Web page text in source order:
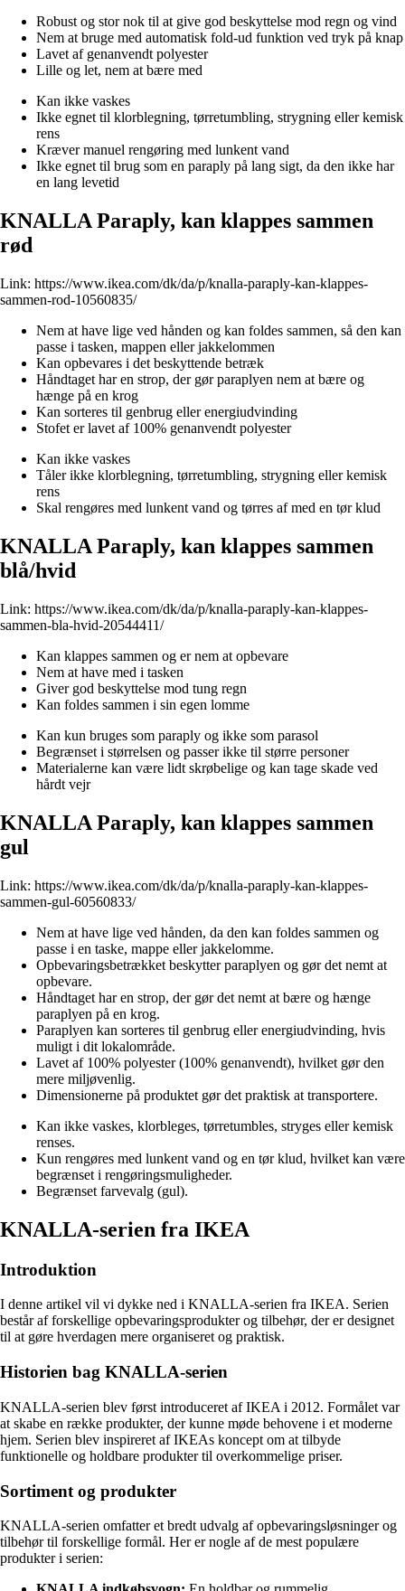
Robust og stor nok til at give god beskyttelse mod regn og vind
Nem at bruge med automatisk fold-ud funktion ved tryk på knap
Lavet af genanvendt polyester
Lille og let, nem at bære med
Kan ikke vaskes
Ikke egnet til klorblegning, tørretumbling, strygning eller kemisk
rens
Kræver manuel rengøring med lunkent vand
Ikke egnet til brug som en paraply på lang sigt, da den ikke har
en lang levetid
KNALLA Paraply, kan klappes sammen
rød
Link: https://www.ikea.com/dk/da/p/knalla-paraply-kan-klappes-
sammen-rod-10560835/
Nem at have lige ved hånden og kan foldes sammen, så den kan
passe i tasken, mappen eller jakkelommen
Kan opbevares i det beskyttende betræk
Håndtaget har en strop, der gør paraplyen nem at bære og
hænge på en krog
Kan sorteres til genbrug eller energiudvinding
Stofet er lavet af 100% genanvendt polyester
Kan ikke vaskes
Tåler ikke klorblegning, tørretumbling, strygning eller kemisk
rens
Skal rengøres med lunkent vand og tørres af med en tør klud
KNALLA Paraply, kan klappes sammen
blå/hvid
Link: https://www.ikea.com/dk/da/p/knalla-paraply-kan-klappes-
sammen-bla-hvid-20544411/
Kan klappes sammen og er nem at opbevare
Nem at have med i tasken
Giver god beskyttelse mod tung regn
Kan foldes sammen i sin egen lomme
Kan kun bruges som paraply og ikke som parasol
Begrænset i størrelsen og passer ikke til større personer
Materialerne kan være lidt skrøbelige og kan tage skade ved
hårdt vejr
KNALLA Paraply, kan klappes sammen
gul
Link: https://www.ikea.com/dk/da/p/knalla-paraply-kan-klappes-
sammen-gul-60560833/
Nem at have lige ved hånden, da den kan foldes sammen og
passe i en taske, mappe eller jakkelomme.
Opbevaringsbetrækket beskytter paraplyen og gør det nemt at
opbevare.
Håndtaget har en strop, der gør det nemt at bære og hænge
paraplyen på en krog.
Paraplyen kan sorteres til genbrug eller energiudvinding, hvis
muligt i dit lokalområde.
Lavet af 100% polyester (100% genanvendt), hvilket gør den
mere miljøvenlig.
Dimensionerne på produktet gør det praktisk at transportere.
Kan ikke vaskes, klorbleges, tørretumbles, stryges eller kemisk
renses.
Kun rengøres med lunkent vand og en tør klud, hvilket kan være
begrænset i rengøringsmuligheder.
Begrænset farvevalg (gul).
KNALLA-serien fra IKEA
Introduktion
I denne artikel vil vi dykke ned i KNALLA-serien fra IKEA. Serien
består af forskellige opbevaringsprodukter og tilbehør, der er designet
til at gøre hverdagen mere organiseret og praktisk.
Historien bag KNALLA-serien
KNALLA-serien blev først introduceret af IKEA i 2012. Formålet var
at skabe en række produkter, der kunne møde behovene i et moderne
hjem. Serien blev inspireret af IKEAs koncept om at tilbyde
funktionelle og holdbare produkter til overkommelige priser.
Sortiment og produkter
KNALLA-serien omfatter et bredt udvalg af opbevaringsløsninger og
tilbehør til forskellige formål. Her er nogle af de mest populære
produkter i serien: